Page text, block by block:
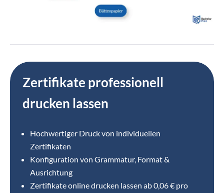
Zertifikate professionell
drucken lassen
Hochwertiger Druck von individuellen
Zertifikaten
Konfiguration von Grammatur, Format &
Ausrichtung
Zertifikate online drucken lassen ab 0,06 € pro